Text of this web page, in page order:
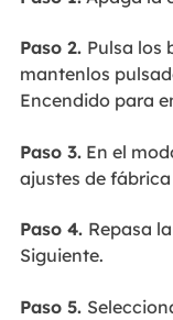
Paso 2. Pulsa los
mantenlos
Encendido para
Paso 3.En el
ajustes de
Paso 4. Repasa
Siguiente.
Paso 5.